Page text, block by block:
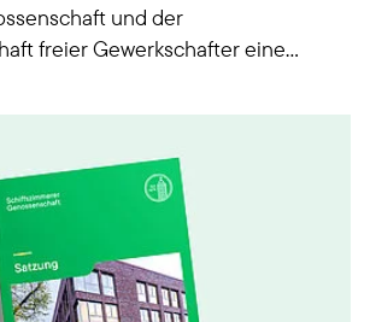
und der
freier Gewerkschafter eine
zu feiern, haben wir
das Fernsehteam von noa4